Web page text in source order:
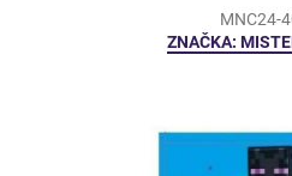
MNC24-
ZNAČKA: